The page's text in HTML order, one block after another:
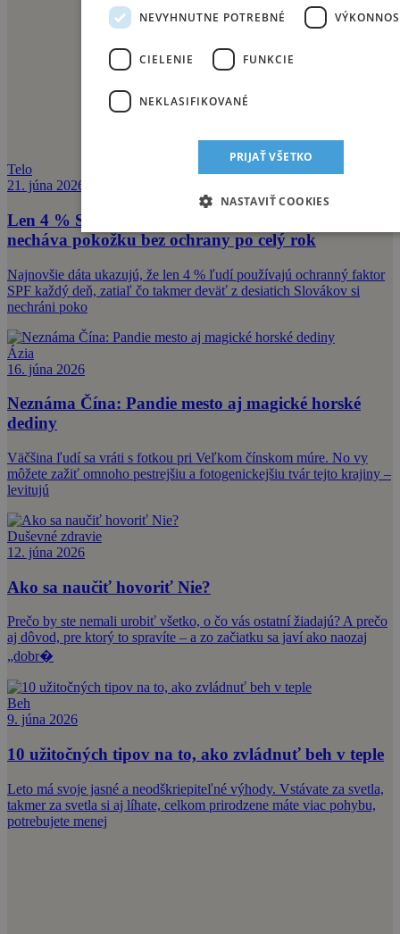
Telo
21. júna 2026
Len 4 % Slovákov používajú SPF denne. Väčšina
necháva pokožku bez ochrany po celý rok
Najnovšie dáta ukazujú, že len 4 % ľudí používajú ochranný faktor
SPF každý deň, zatiaľ čo takmer deväť z desiatich Slovákov si
nechráni poko
Ázia
16. júna 2026
Neznáma Čína: Pandie mesto aj magické horské
dediny
Väčšina ľudí sa vráti s fotkou pri Veľkom čínskom múre. No vy
môžete zažiť omnoho pestrejšiu a fotogenickejšiu tvár tejto krajiny –
levitujú
Duševné zdravie
12. júna 2026
Ako sa naučiť hovoriť Nie?
Prečo by ste nemali urobiť všetko, o čo vás ostatní žiadajú? A prečo
aj dôvod, pre ktorý to spravíte – a zo začiatku sa javí ako naozaj
„dobr�
Beh
9. júna 2026
10 užitočných tipov na to, ako zvládnuť beh v teple
Leto má svoje jasné a neodškriepiteľné výhody. Vstávate za svetla,
takmer za svetla si aj líhate, celkom prirodzene máte viac pohybu,
potrebujete menej
NEVYHNUTNE POTREBNÉ
CIELENIE FUNKCIE
NEKLASIFIKOVANÉ
PRIJAŤ VŠETKO
NASTAVIŤ COOKIES